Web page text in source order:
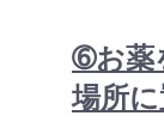
➅お薬
場所に